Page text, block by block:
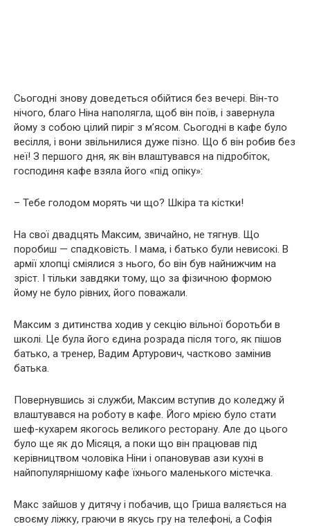
Сьогодні знову доведеться обійтися без вечері. Він-то
нічого, благо Ніна наполягла, щоб він поїв, і завернула
йому з собою цілий пиріг з м’ясом. Сьогодні в кафе було
весілля, і вони звільнилися дуже пізно. Що б він робив без
неї! З першого дня, як він влаштувався на підробіток,
господиня кафе взяла його «під опіку»:
– Тебе голодом морять чи що? Шкіра та кістки!
На свої двадцять Максим, звичайно, не тягнув. Що
поробиш — спадковість. І мама, і батько були невисокі. В
армії хлопці сміялися з нього, бо він був найнижчим на
зріст. І тільки завдяки тому, що за фізичною формою
йому не було рівних, його поважали.
Максим з дитинства ходив у секцію вільної боротьби в
школі. Це була його єдина розрада після того, як пішов
батько, а тренер, Вадим Артурович, частково замінив
батька.
Повернувшись зі служби, Максим вступив до коледжу й
влаштувався на роботу в кафе. Його мрією було стати
шеф-кухарем якогось великого ресторану. Але до цього
було ще як до Місяця, а поки що він працював під
керівництвом чоловіка Ніни і опановував ази кухні в
найпопулярнішому кафе їхнього маленького містечка.
Макс зайшов у дитячу і побачив, що Гриша валяється на
своєму ліжку, граючи в якусь гру на телефоні, а Софія